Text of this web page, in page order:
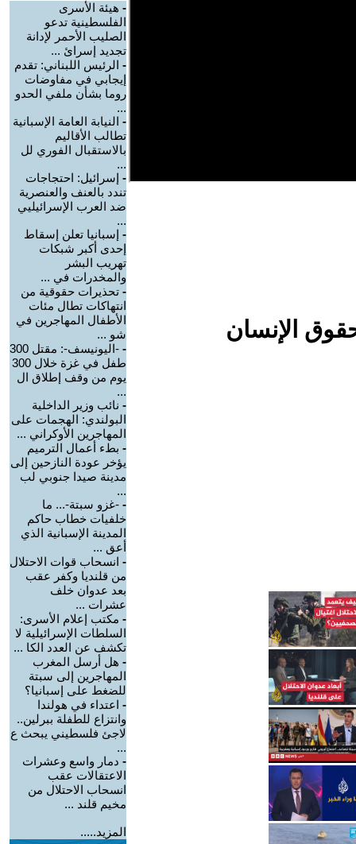
الإنسان
- هيئة الأسرى
الفلسطينية تدعو
الصليب الأحمر لإدانة
تجديد إسرائ ...
- الرئيس اللبناني: تقدم
إيجابي في مفاوضات
روما بشأن ملفي الحدو
...
- النيابة العامة الإسبانية
تطالب الأقاليم
بالاستقبال الفوري لل
...
- إسرائيل: احتجاجات
تندد بالعنف والعنصرية
ضد العرب الإسرائيليي
...
- إسبانيا تعلن إسقاط
إحدى أكبر شبكات
تهريب البشر
والمخدرات في ...
- تحذيرات حقوقية من
انتهاكات تطال مئات
الأطفال المهاجرين في
شو ...
-
-اليونيسف-: مقتل 300
طفل في غزة خلال 300
يوم من وقف إطلاق ال
...
- نائب وزير الداخلية
البولندي: الهجمات على
المهاجرين الأوكراني ...
- بطء أعمال الترميم
يؤخر عودة النازحين إلى
مدينة صيدا جنوبي لب
...
- -غزو سبتة-... ما
خلفيات خطاب حاكم
المدينة الإسبانية الذي
أعق ...
- انسحاب قوات الاحتلال
من قلنديا وكفر عقب
بعد عدوان خلف
عشرات ...
- مكتب إعلام الأسرى:
السلطات الإسرائيلية لا
تكشف عن العدد الكا ...
- هل أرسل المغرب
المهاجرين إلى سبتة
للضغط على إسبانيا؟
- اعتداء في هولندا
وانتزاع للطفلة ببرلين..
لاجئ فلسطيني يبحث ع
...
- دمار واسع وعشرات
الاعتقالات عقب
انسحاب الاحتلال من
مخيم قلند ...
المزيد.....